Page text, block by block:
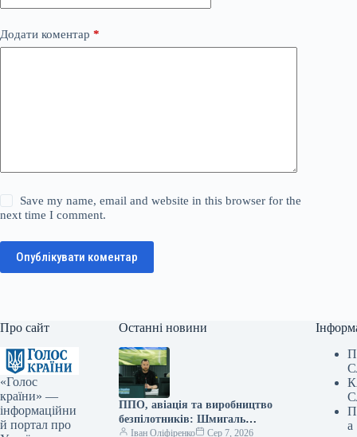
Додати коментар *
Save my name, email and website in this browser for the
next time I comment.
Опублікувати коментар
Про сайт
«Голос
країни» —
інформаційни
й портал про
Останні новини
ППО, авіація та виробництво
безпілотників: Шмигаль
провів зустріч із британським
Іван Оліфіренко Сер 7, 2026
а